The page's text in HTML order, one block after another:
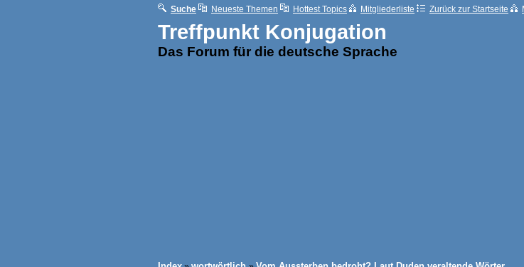
Suche Neueste Themen Hottest Topics Mitgliederliste Zurück zur Startseite
Treffpunkt Konjugation
Das Forum für die deutsche Sprache